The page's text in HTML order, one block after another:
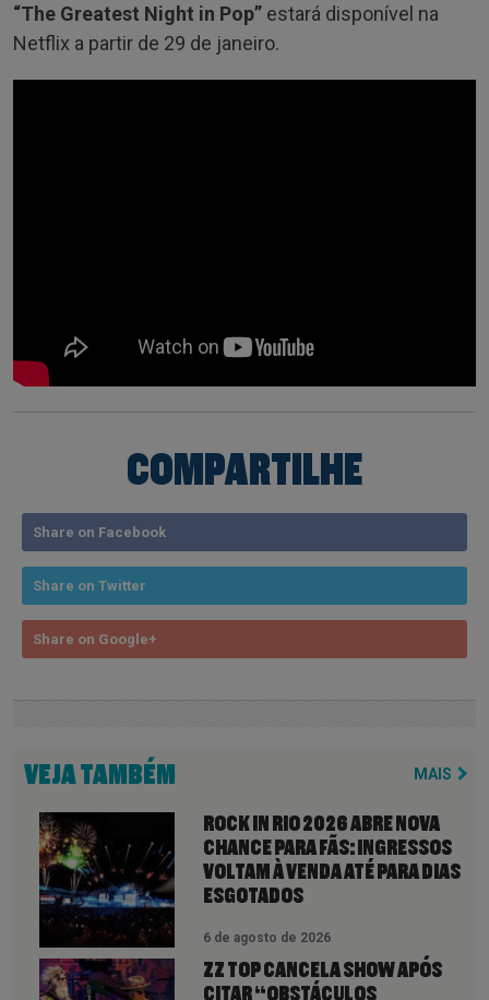
“The Greatest Night in Pop” estará disponível na
Netflix a partir de 29 de janeiro.
COMPARTILHE
Share on Facebook
Share on Twitter
Share on Google+
VEJA TAMBÉM MAIS
ROCK IN RIO 2026 ABRE NOVA
CHANCE PARA FÃS: INGRESSOS
VOLTAM À VENDA ATÉ PARA DIAS
ESGOTADOS
6 de agosto de 2026
ZZ TOP CANCELA SHOW APÓS
CITAR “OBSTÁCULOS